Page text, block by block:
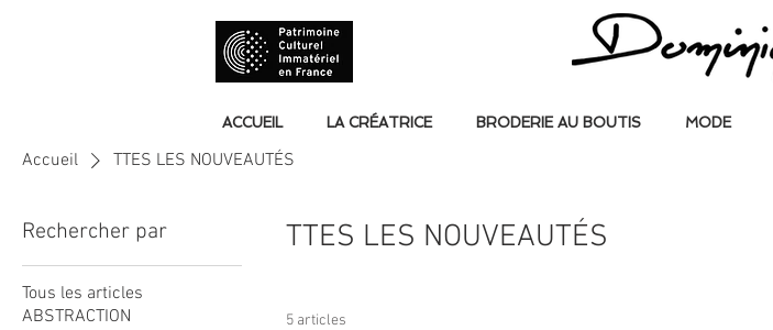
ACCUEIL LA CRÉATRICE BRODERIE AU BOUTIS MODE
Accueil TTES LES NOUVEAUTÉS
Rechercher par
Tous les articles
ABSTRACTION
TTES LES NOUVEAUTÉS
5 articles